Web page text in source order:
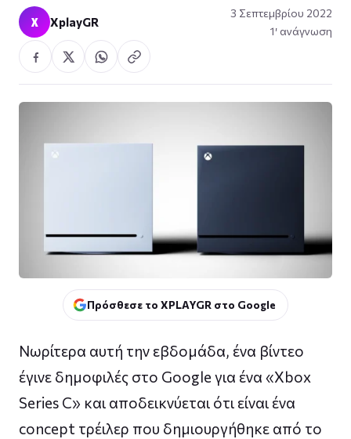
X XplayGR
3 Σεπτεμβρίου 2022
1′ ανάγνωση
Πρόσθεσε το XPLAYGR στο Google
Νωρίτερα αυτή την εβδομάδα, ένα βίντεο
έγινε δημοφιλές στο Google για ένα «Xbox
Series C» και αποδεικνύεται ότι είναι ένα
concept τρέιλερ που δημιουργήθηκε από το